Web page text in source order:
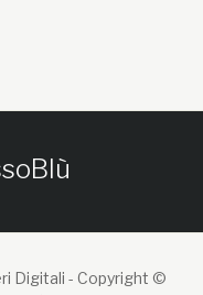
Digitali - Copyright ©